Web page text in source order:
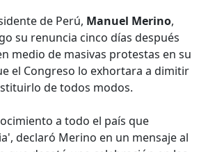
de Perú, Manuel Merino,
su renuncia cinco días después
medio de masivas protestas en su
el Congreso lo exhortara a dimitir
de todos modos.
a todo el país que
declaró Merino en un mensaje al